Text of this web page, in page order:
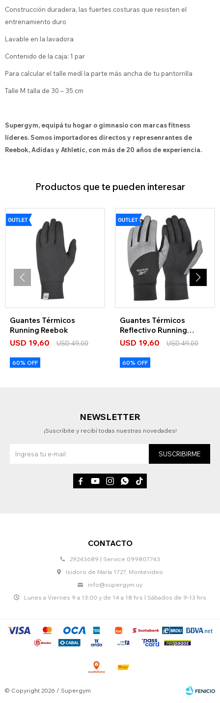
Construcción duradera, las fuertes costuras que resisten el
entrenamiento duro
Lavable en la lavadora
Contenido de la caja: 1 par
Para calcular el talle medí la parte más ancha de tu pantorrilla
Talle M talla de 30 – 35 cm
Supergym, equipá tu hogar o gimnasio con marcas fitness
líderes. Somos importadores directos y represenrantes de
Reebok, Adidas y Athletic, con más de 20 años de experiencia.
Productos que te pueden interesar
Guantes Térmicos
Running Reebok
USD 19,60 USD49,00
60% OFF
Guantes Térmicos
Reflectivo Running
Reebok
USD 19,60 USD49,00
60% OFF
CONTACTO
29243689 | Service 099807743
Isidoro de María 1727, Montevideo
info@supergym.uy
Lunes a Viernes 9 a 13:00 y de 14 a 18 hrs | Sábados de 9-13 hrs
NEWSLETTER
¡Suscribite y recibí todas nuestras novedades!
SUSCRIBIRME
    
© Copyright 2026 / Supergym